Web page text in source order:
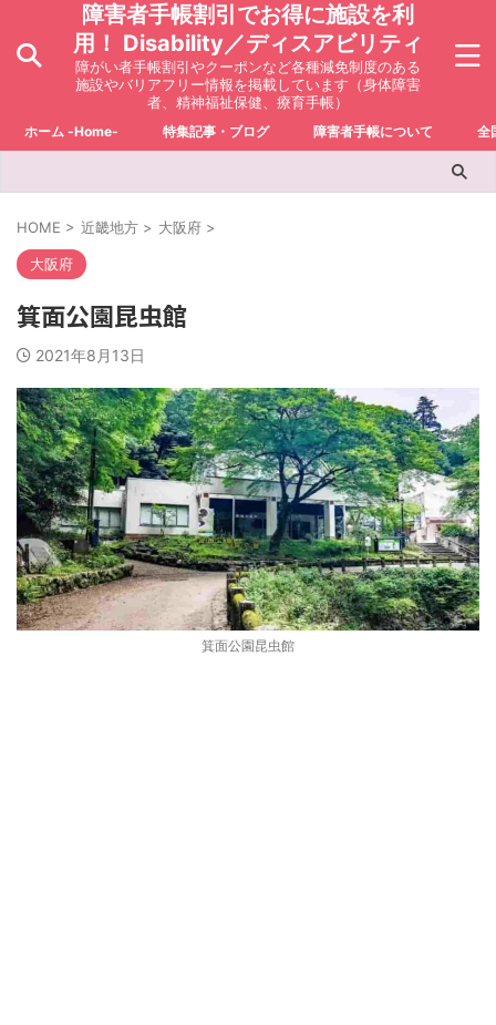
障害者手帳割引でお得に施設を利
用！ Disability／ディスアビリティ
障がい者手帳割引やクーポンなど各種減免制度のある
施設やバリアフリー情報を掲載しています（身体障害
者、精神福祉保健、療育手帳）
ホーム -Home- 特集記事・ブログ 障害者手帳について 全
HOME > 近畿地方 > 大阪府 >
大阪府
箕面公園昆虫館
2021年8月13日
箕面公園昆虫館